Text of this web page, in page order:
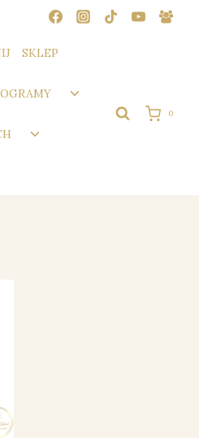
SKLEP
Przełącz
podrzędne
Przełącz
0